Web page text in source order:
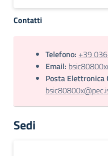
Contatti
Telefono: +39
Email:
Posta Elettronica
Sedi